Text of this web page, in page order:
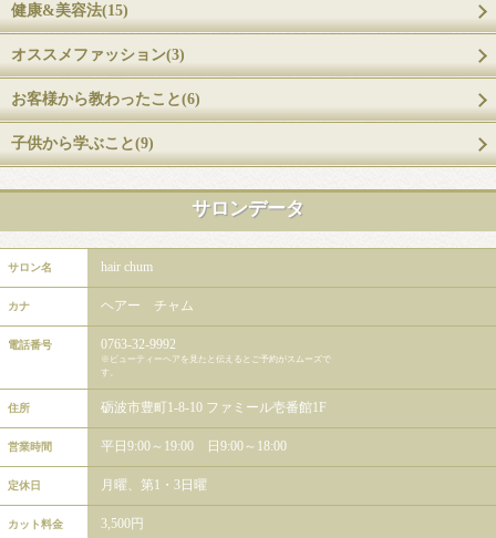
健康&美容法(15)
オススメファッション(3)
お客様から教わったこと(6)
子供から学ぶこと(9)
サロンデータ
サロン名 hair chum
カナ ヘアー チャム
電話番号 0763-32-9992
※ビューティーヘアを見たと伝えるとご予約がスムーズで
す。
住所 砺波市豊町1-8-10 ファミール壱番館1F
営業時間 平日9:00～19:00 日9:00～18:00
定休日 月曜、第1・3日曜
カット料金 3,500円